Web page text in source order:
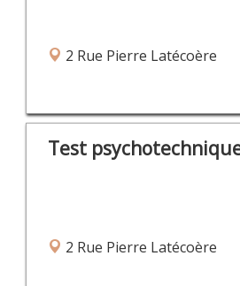
2 Rue Pierre Latécoère
Test
2 Rue Pierre Latécoère